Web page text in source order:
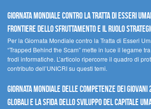
GIORNATA MONDIALE CONTRO LA TRATTA DI ESSERI
FRONTIERE DELLO SFRUTTAMENTO E IL RUOLO
Per la Giornata Mondiale contro la Tratta di Esseri
“Trapped Behind the Scam” mette in luce il legame
frodi informatiche. L’articolo ripercorre il quadro di
contributo dell’UNICRI su questi temi.
GIORNATA MONDIALE DELLE COMPETENZE DEI
GLOBALI E LA SFIDA DELLO SVILUPPO DEL CAPITALE